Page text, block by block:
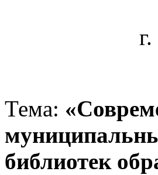
Тема:
библиотек